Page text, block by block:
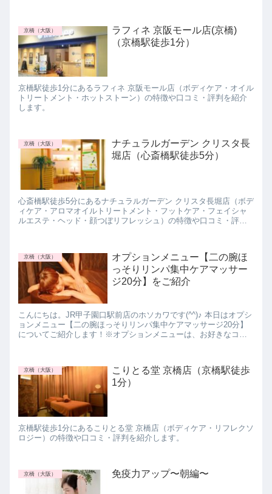
京橋（大阪）
ラフィネ 京阪モール店(京橋)
（京橋駅徒歩1分）
京橋駅徒歩1分にあるラフィネ 京阪モール店（ボディケア・オイル
トリートメント・ホットストーン）の特徴や口コミ・評判を紹介
します。
京橋（大阪）
ナチュラルガーデン クリスタ長
堀店（心斎橋駅徒歩5分）
心斎橋駅徒歩5分にあるナチュラルガーデン クリスタ長堀店（ボデ
ィケア・アロマオイルトリートメント・フットケア・フェイシャ
ルエステ・ヘッド・顔つぼリフレッシュ）の特徴や口コミ・評判
京橋（大阪）
オプションメニュー【二の腕ほ
っそりリンパ集中ケアマッサー
ジ20分】をご紹介
こんにちは。JR甲子園口駅前店のホソカワです(^^)♪ 本日はオプシ
ョンメニュー【二の腕ほっそりリンパ集中ケアマッサージ20分】
についてご紹介します！※オプションメニューは、お好きなコー
京橋（大阪）
こりとる堂 京橋店（京橋駅徒歩
1分）
京橋駅徒歩1分にあるこりとる堂 京橋店（ボディケア・リフレクソ
ロジー）の特徴や口コミ・評判を紹介します。
京橋（大阪） 免疫力アップ〜朝編〜